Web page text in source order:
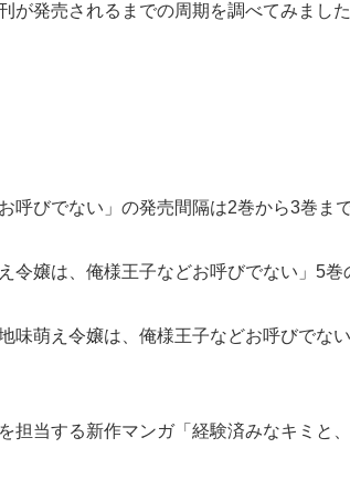
発売されるまでの周期を調べてみました
呼びでない」の発売間隔は2巻から3巻ま
令嬢は、俺様王子などお呼びでない」5
味萌え令嬢は、俺様王子などお呼びでな
担当する新作マンガ「経験済みなキミと